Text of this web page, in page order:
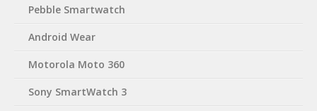
Pebble Smartwatch
Android Wear
Motorola Moto 360
Sony SmartWatch 3